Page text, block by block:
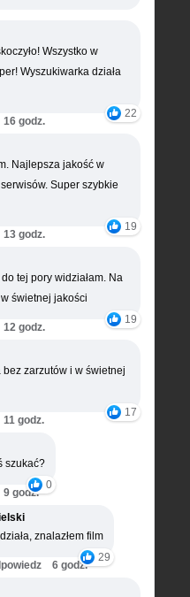
Wszystko w
Wyszukiwarka działa
22
16 godz.
Najlepsza jakość w
Super szybkie
19
13 godz.
tej pory widziałam. Na
świetnej jakości
19
12 godz.
bez zarzutów i w świetnej
17
11 godz.
szukać?
0
9 godz.
znalazłem film
29
6 godz.